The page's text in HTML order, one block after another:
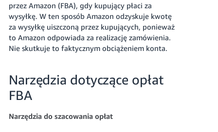
przez Amazon (FBA), gdy kupujący płaci za
wysyłkę. W ten sposób Amazon odzyskuje kwotę
za wysyłkę uiszczoną przez kupujących, ponieważ
to Amazon odpowiada za realizację zamówienia.
Nie skutkuje to faktycznym obciążeniem konta.
Narzędzia dotyczące opłat
FBA
Narzędzia do szacowania opłat